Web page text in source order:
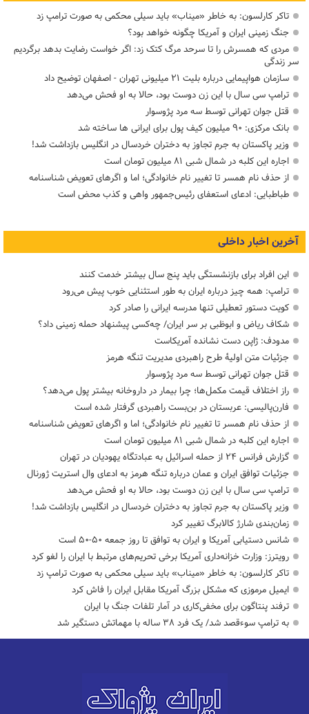
تاکر کارلسون: به خاطر «میناب» باید سیلی محکمی به صورت ترامپ زد
جنگ زمینی ایران و آمریکا چگونه خواهد بود؟
مردی که همسرش را تا سرحد مرگ کتک زد: اگر خواست رضایت بدهد برگردیم
سر زندگی
سازمان هواپیمایی درباره بلیت ۲۱ میلیونی تهران - اصفهان توضیح داد
ترامپ سی سال با این زن دوست بود، حالا به او فحش می‌دهد
قتل جوان تهرانی توسط سه مرد پژوسوار
بانک مرکزی: ۹۰ میلیون کیف پول برای ایرانی ها ساخته شد
وزیر پاکستان به جرم تجاوز به دختران خردسال در انگلیس بازداشت شد!
اجاره این کلبه در شمال شبی ۸۱ میلیون تومان است
از حذف نام همسر تا تغییر نام خانوادگی؛ اما و اگرهای تعویض شناسنامه
طباطبایی: ادعای استعفای رئیس‌جمهور واهی و کذب محض است
آخرین اخبار داخلی
این افراد برای بازنشستگی باید پنج سال بیشتر خدمت کنند
ترامپ: همه چیز درباره ایران به طور استثنایی خوب پیش می‌رود
کویت دستور تعطیلی تنها مدرسه ایرانی را صادر کرد
شکاف ریاض و ابوظبی بر سر ایران/ چه‌کسی پیشنهاد حمله زمینی داد؟
مدودف: ژاپن دست نشانده آمریکاست
جزئیات متن اولیۀ طرح راهبردی مدیریت تنگه هرمز
قتل جوان تهرانی توسط سه مرد پژوسوار
راز اختلاف قیمت مکمل‌ها؛ چرا بیمار در داروخانه بیشتر پول می‌دهد؟
فارن‌پالیسی: عربستان در بن‌بست راهبردی گرفتار شده است
از حذف نام همسر تا تغییر نام خانوادگی؛ اما و اگرهای تعویض شناسنامه
اجاره این کلبه در شمال شبی ۸۱ میلیون تومان است
گزارش فرانس ۲۴ از حمله اسرائیل به عبادتگاه یهودیان در تهران
جزئیات توافق ایران و عمان درباره تنگه هرمز به ادعای وال استریت ژورنال
ترامپ سی سال با این زن دوست بود، حالا به او فحش می‌دهد
وزیر پاکستان به جرم تجاوز به دختران خردسال در انگلیس بازداشت شد!
زمان‌بندی شارژ کالابرگ تغییر کرد
شانس دستیابی آمریکا و ایران به توافق تا روز جمعه ۵۰-۵۰ است
رویترز: وزارت خزانه‌داری آمریکا برخی تحریم‌های مرتبط با ایران را لغو کرد
تاکر کارلسون: به خاطر «میناب» باید سیلی محکمی به صورت ترامپ زد
ایمیل مرموزی که مشکل بزرگ آمریکا مقابل ایران را فاش کرد
ترفند پنتاگون برای مخفی‌کاری در آمار تلفات جنگ با ایران
به ترامپ سوءقصد شد/ یک فرد ۳۸ ساله با مهماتش دستگیر شد